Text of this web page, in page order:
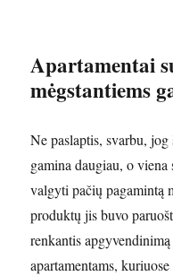
Apartamentai
mėgstantiems
Ne paslaptis, svarbu,
gamina daugiau, o
valgyti pačių pagamintą
produktų jis buvo
renkantis
apartamentams,